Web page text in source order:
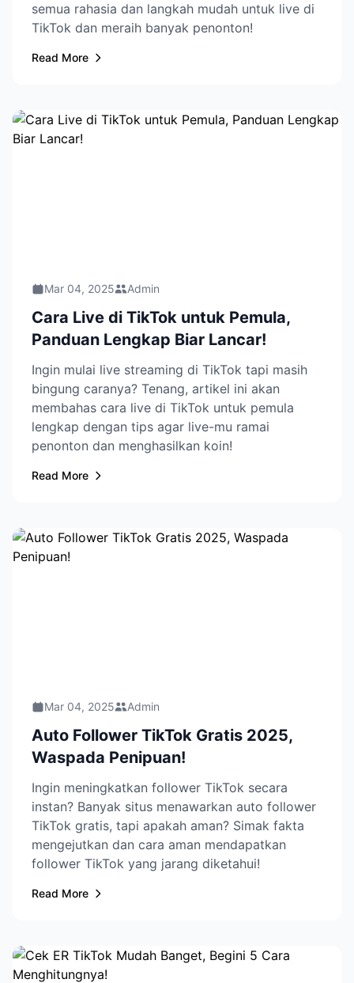
semua rahasia dan langkah mudah untuk live di
TikTok dan meraih banyak penonton!
Read More
Mar 04, 2025 Admin
Cara Live di TikTok untuk Pemula,
Panduan Lengkap Biar Lancar!
Ingin mulai live streaming di TikTok tapi masih
bingung caranya? Tenang, artikel ini akan
membahas cara live di TikTok untuk pemula
lengkap dengan tips agar live-mu ramai
penonton dan menghasilkan koin!
Read More
Mar 04, 2025 Admin
Auto Follower TikTok Gratis 2025,
Waspada Penipuan!
Ingin meningkatkan follower TikTok secara
instan? Banyak situs menawarkan auto follower
TikTok gratis, tapi apakah aman? Simak fakta
mengejutkan dan cara aman mendapatkan
follower TikTok yang jarang diketahui!
Read More